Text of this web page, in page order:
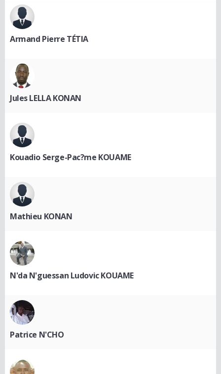
Armand Pierre TÉTIA
Jules LELLA KONAN
Kouadio Serge-Pac?me KOUAME
Mathieu KONAN
N'da N'guessan Ludovic KOUAME
Patrice N'CHO